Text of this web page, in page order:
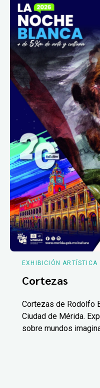
EXHIBICIÓN ARTÍSTICA
Cortezas
Cortezas de Rodolfo
Ciudad de Mérida.
sobre mundos